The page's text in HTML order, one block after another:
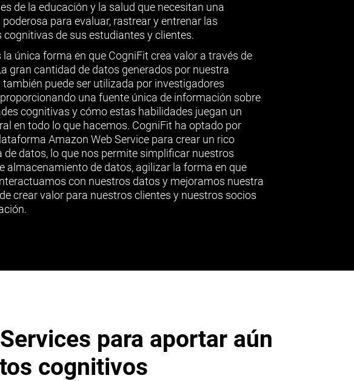
de la educación y la salud que necesitan una
para evaluar, rastrear y entrenar las
cognitivas de sus estudiantes y clientes.
la única forma en que CogniFit crea valor a través de
gran cantidad de datos generados por nuestra
puede ser utilizada por investigadores
una fuente única de información sobre
cognitivas y cómo estas habilidades juegan un
en todo lo que hacemos. CogniFit ha optado por
Amazon Web Service para crear un rico
de datos, lo que nos permite simplificar nuestros
almacenamiento de datos, agilizar la forma en que
con nuestros datos y mejoramos nuestra
crear valor para nuestros clientes y nuestros socios
para aportar aún
cognitivos